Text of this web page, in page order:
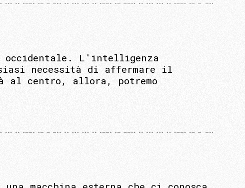
occidentale. L'intelligenza
necessità di affermare il
al centro, allora, potremo